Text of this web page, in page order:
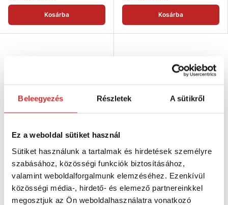
Beleegyezés Részletek A sütikről
Ez a weboldal sütiket használ
Sütiket használunk a tartalmak és hirdetések személyre
szabásához, közösségi funkciók biztosításához,
valamint weboldalforgalmunk elemzéséhez. Ezenkívül
közösségi média-, hirdető- és elemező partnereinkkel
megosztjuk az Ön weboldalhasználatra vonatkozó
Kosárba Kosárba
EU SELECT Rozsdamentes acél
kampó csavarral 60 mm
129 Ft
Méret (mm): 60 mm
Raktáron 135 db